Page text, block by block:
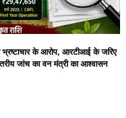
के आरोप, आरटीआई के जरिए
जांच का वन मंत्री का आश्वासन